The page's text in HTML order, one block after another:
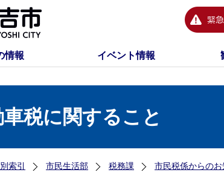
情報 イベント情報
税に関すること
索引 市民生活部 税務課 市民税係からの